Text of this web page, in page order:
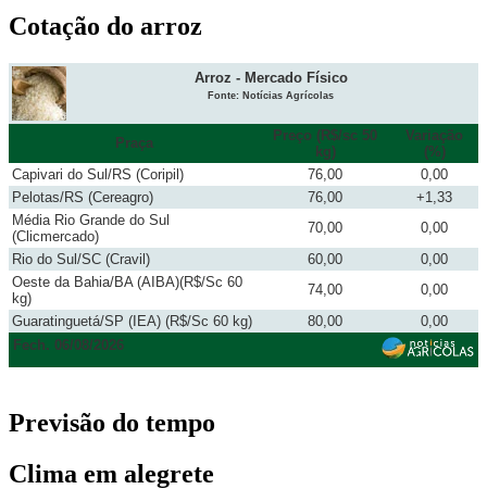
Cotação do arroz
Arroz - Mercado Físico
Fonte: Notícias Agrícolas
Praça
Preço (R$/sc 50
kg)
Variação
(%)
Capivari do Sul/RS (Coripil)
76,00
0,00
Pelotas/RS (Cereagro)
76,00
+1,33
Média Rio Grande do Sul
(Clicmercado)
70,00
0,00
Rio do Sul/SC (Cravil)
60,00
0,00
Oeste da Bahia/BA (AIBA)(R$/Sc 60
kg)
74,00
0,00
Guaratinguetá/SP (IEA) (R$/Sc 60 kg)
80,00
0,00
Fech. 06/08/2026
Previsão do tempo
Clima em alegrete